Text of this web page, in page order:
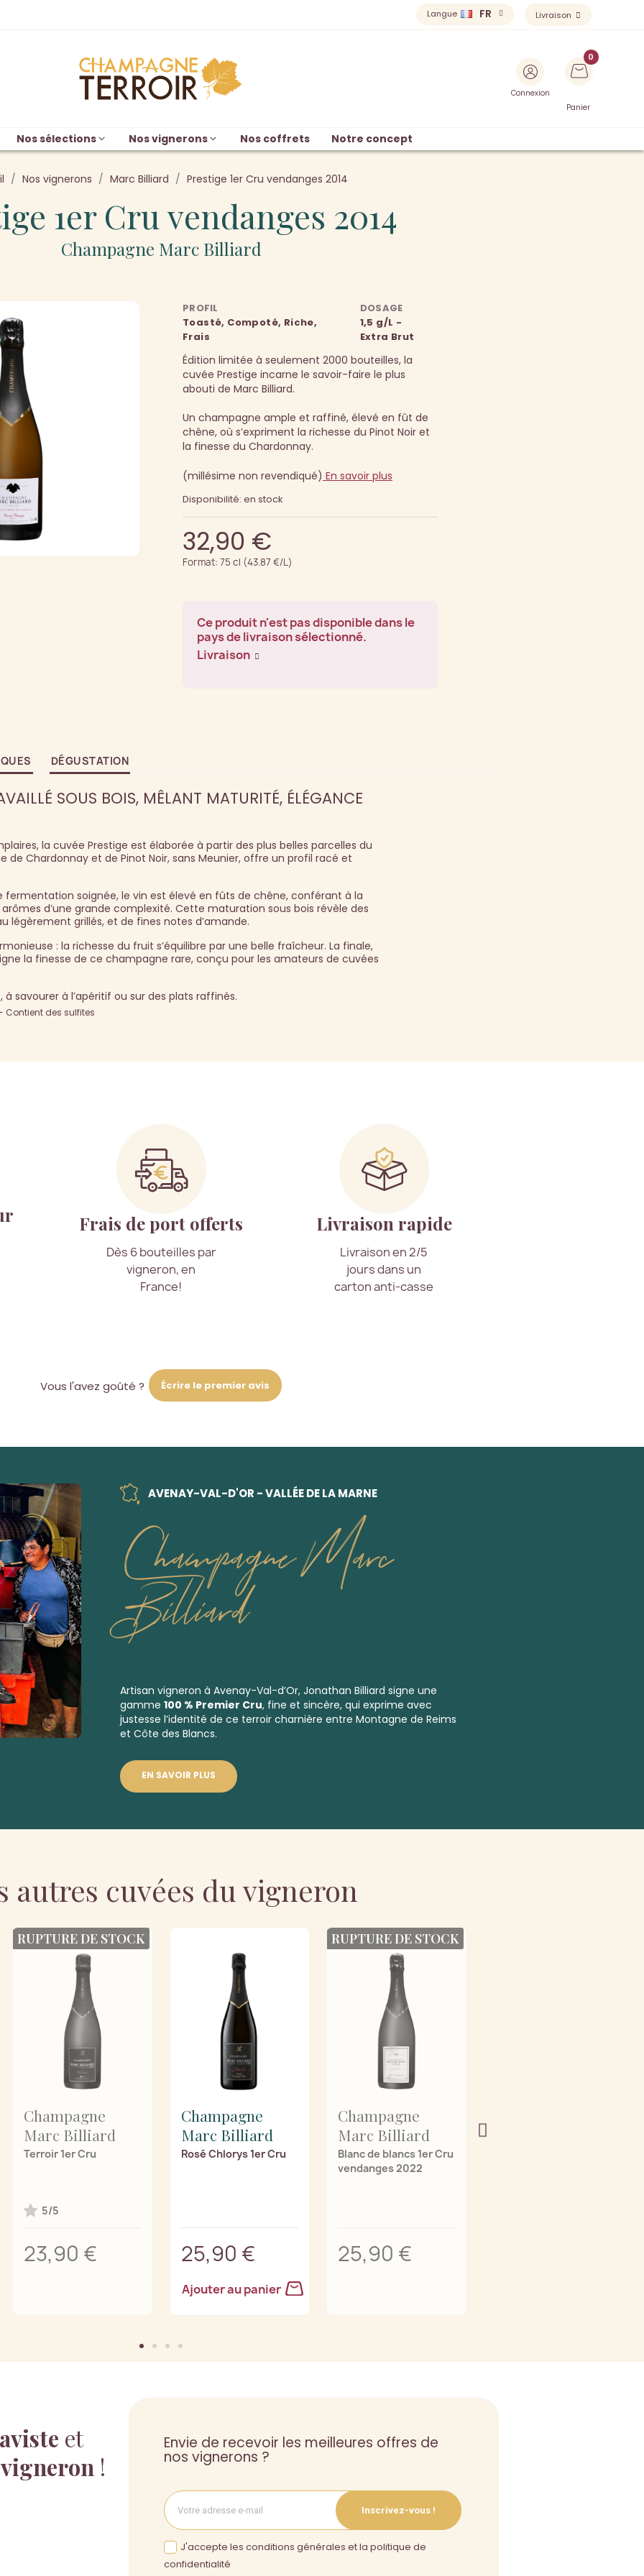
Langue FR Livraison
Connexion
Panier
Nos sélections Nos vignerons Nos coffrets Notre concept
Nos vignerons Marc Billiard Prestige 1er Cru vendanges 2014
1er Cru vendanges 2014
Champagne Marc Billiard
PROFIL
Toasté, Compoté, Riche,
Frais
DOSAGE
1,5 g/L -
Extra Brut
Édition limitée à seulement 2000 bouteilles, la
cuvée Prestige incarne le savoir-faire le plus
abouti de Marc Billiard.
Un champagne ample et raffiné, élevé en fût de
chêne, où s’expriment la richesse du Pinot Noir et
la finesse du Chardonnay.
(millésime non revendiqué) En savoir plus
Disponibilité: en stock
32,90 €
Format: 75 cl (43.87 €/L)
Ce produit n'est pas disponible dans le
pays de livraison sélectionné.
Livraison
DÉGUSTATION
SOUS BOIS, MÊLANT MATURITÉ, ÉLÉGANCE
la cuvée Prestige est élaborée à partir des plus belles parcelles du
de Chardonnay et de Pinot Noir, sans Meunier, offre un profil racé et
fermentation soignée, le vin est élevé en fûts de chêne, conférant à la
d’une grande complexité. Cette maturation sous bois révèle des
légèrement grillés, et de fines notes d’amande.
: la richesse du fruit s’équilibre par une belle fraîcheur. La finale,
la finesse de ce champagne rare, conçu pour les amateurs de cuvées
savourer à l’apéritif ou sur des plats raffinés.
Contient des sulfites
Frais de port offerts
Dès 6 bouteilles par
vigneron, en
France!
Livraison rapide
Livraison en 2/5
jours dans un
carton anti-casse
Vous l'avez goûté ? Écrire le premier avis
AVENAY-VAL-D'OR - VALLÉE DE LA MARNE
Champagne Marc
Billiard
Artisan vigneron à Avenay-Val-d’Or, Jonathan Billiard signe une
gamme 100 % Premier Cru, fine et sincère, qui exprime avec
justesse l’identité de ce terroir charnière entre Montagne de Reims
et Côte des Blancs.
EN SAVOIR PLUS
autres cuvées du vigneron
Champagne
Marc Billiard
Terroir 1er Cru
5/5
23,90 €
RUPTURE DE STOCK
Champagne
Marc Billiard
Rosé Chlorys 1er Cru
25,90 €
Ajouter au panier
Champagne
Marc Billiard
Blanc de blancs 1er Cru
vendanges 2022
25,90 €
RUPTURE DE STOCK
et
!
Envie de recevoir les meilleures offres de
nos vignerons ?
Inscrivez-vous !
J'accepte les conditions générales et la politique de
confidentialité